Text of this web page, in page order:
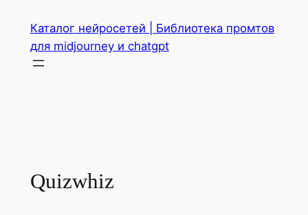
содержимому
Каталог нейросетей | Библиотека промтов
для midjourney и chatgpt
Quizwhiz